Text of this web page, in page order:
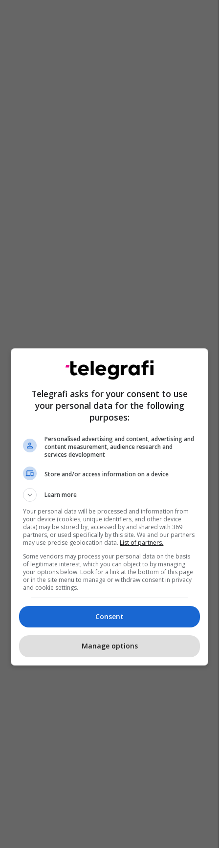
Transparenca Maqedoni
Ministria E Financave - Mk
Dragan Tevdovski
Telegrafi asks for your consent to use
your personal data for the following
purposes:
Personalised advertising and content, advertising and
content measurement, audience research and
services development
Store and/or access information on a device
Learn more
Your personal data will be processed and information from
your device (cookies, unique identifiers, and other device
data) may be stored by, accessed by and shared with 369
partners, or used specifically by this site. We and our partners
may use precise geolocation data. List of partners.
Some vendors may process your personal data on the basis
of legitimate interest, which you can object to by managing
your options below. Look for a link at the bottom of this page
or in the site menu to manage or withdraw consent in privacy
and cookie settings.
Consent
Manage options